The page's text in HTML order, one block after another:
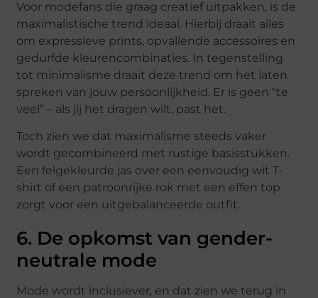
Voor modefans die graag creatief uitpakken, is de
maximalistische trend ideaal. Hierbij draait alles
om expressieve prints, opvallende accessoires en
gedurfde kleurencombinaties. In tegenstelling
tot minimalisme draait deze trend om het laten
spreken van jouw persoonlijkheid. Er is geen “te
veel” – als jij het dragen wilt, past het.
Toch zien we dat maximalisme steeds vaker
wordt gecombineerd met rustige basisstukken.
Een felgekleurde jas over een eenvoudig wit T-
shirt of een patroonrijke rok met een effen top
zorgt voor een uitgebalanceerde outfit.
6. De opkomst van gender-
neutrale mode
Mode wordt inclusiever, en dat zien we terug in